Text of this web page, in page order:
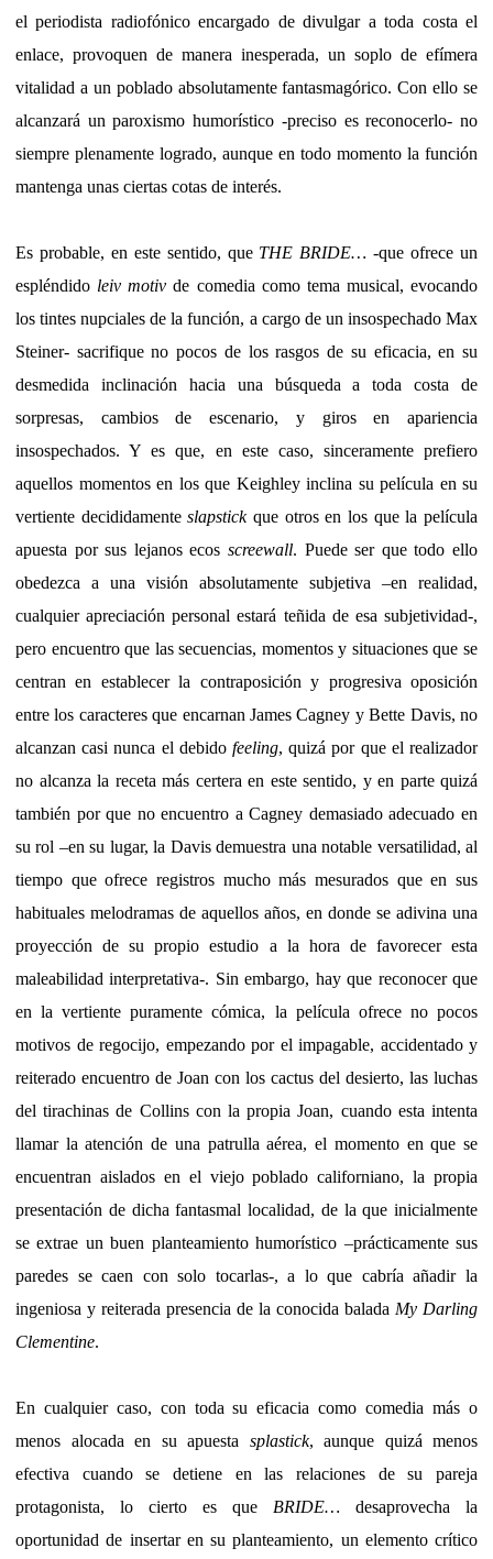
el periodista radiofónico encargado de divulgar a toda costa el
enlace, provoquen de manera inesperada, un soplo de efímera
vitalidad a un poblado absolutamente fantasmagórico. Con ello se
alcanzará un paroxismo humorístico -preciso es reconocerlo- no
siempre plenamente logrado, aunque en todo momento la función
mantenga unas ciertas cotas de interés.
Es probable, en este sentido, que THE BRIDE… -que ofrece un
espléndido leiv motiv de comedia como tema musical, evocando
los tintes nupciales de la función, a cargo de un insospechado Max
Steiner- sacrifique no pocos de los rasgos de su eficacia, en su
desmedida inclinación hacia una búsqueda a toda costa de
sorpresas, cambios de escenario, y giros en apariencia
insospechados. Y es que, en este caso, sinceramente prefiero
aquellos momentos en los que Keighley inclina su película en su
vertiente decididamenteslapstickque otros en los que la película
apuesta por sus lejanos ecos screewall. Puede ser que todo ello
obedezca a una visión absolutamente subjetiva –en realidad,
cualquier apreciación personal estará teñida de esa subjetividad-,
pero encuentro que las secuencias, momentos y situaciones que se
centran en establecer la contraposición y progresiva oposición
entre los caracteres que encarnan James Cagney y Bette Davis, no
alcanzan casi nunca el debido feeling, quizá por que el realizador
no alcanza la receta más certera en este sentido, y en parte quizá
también por que no encuentro a Cagney demasiado adecuado en
su rol –en su lugar, la Davis demuestra una notable versatilidad, al
tiempo que ofrece registros mucho más mesurados que en sus
habituales melodramas de aquellos años, en donde se adivina una
proyección de su propio estudio a la hora de favorecer esta
maleabilidad interpretativa-. Sin embargo, hay que reconocer que
en la vertiente puramente cómica, la película ofrece no pocos
motivos de regocijo, empezando por el impagable, accidentado y
reiterado encuentro de Joan con los cactus del desierto, las luchas
del tirachinas de Collins con la propia Joan, cuando esta intenta
llamar la atención de una patrulla aérea, el momento en que se
encuentran aislados en el viejo poblado californiano, la propia
presentación de dicha fantasmal localidad, de la que inicialmente
se extrae un buen planteamiento humorístico –prácticamente sus
paredes se caen con solo tocarlas-, a lo que cabría añadir la
ingeniosa y reiterada presencia de la conocida balada My Darling
Clementine.
En cualquier caso, con toda su eficacia como comedia más o
menos alocada en su apuesta splastick, aunque quizá menos
efectiva cuando se detiene en las relaciones de su pareja
protagonista, lo cierto es que BRIDE… desaprovecha la
oportunidad de insertar en su planteamiento, un elemento crítico